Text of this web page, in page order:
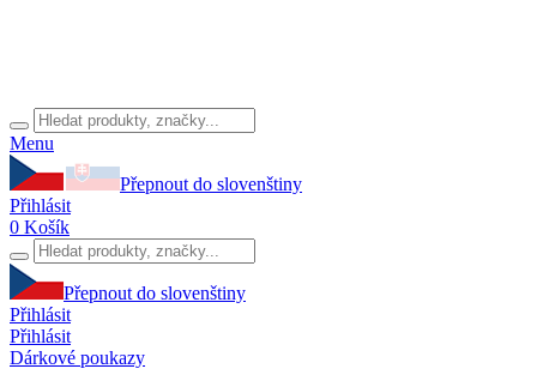
Menu
Přepnout do slovenštiny
Přihlásit
0 Košík
Přepnout do slovenštiny
Přihlásit
Přihlásit
Dárkové poukazy